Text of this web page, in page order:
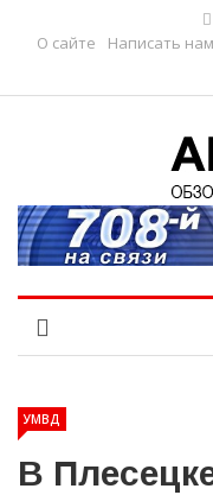
О сайте
Написать нам
УМВД
В